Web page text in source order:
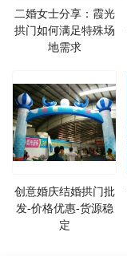
二婚女士分享：霞光
拱门如何满足特殊场
地需求
创意婚庆结婚拱门批
发-价格优惠-货源稳
定